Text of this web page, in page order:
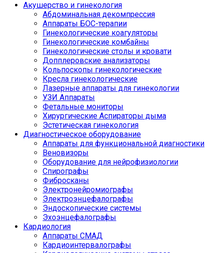
Акушерство и гинекология
Абдоминальная декомпрессия
Аппараты БОС-терапии
Гинекологические коагуляторы
Гинекологические комбайны
Гинекологические столы и кровати
Допплеровские анализаторы
Кольпоскопы гинекологические
Кресла гинекологические
Лазерные аппараты для гинекологии
УЗИ Аппараты
Фетальные мониторы
Хирургические Аспираторы дыма
Эстетическая гинекология
Диагностическое оборудование
Аппараты для функциональной диагностики
Веновизоры
Оборудование для нейрофизиологии
Спирографы
Фибросканы
Электронейромиографы
Электроэнцефалографы
Эндоскопические системы
Эхоэнцефалографы
Кардиология
Аппараты СМАД
Кардиоинтервалографы